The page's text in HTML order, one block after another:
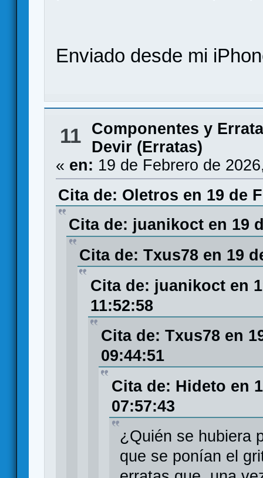
Enviado desde mi
11
Componentes y
Devir (Erratas)
« en: 19 de Febrero de
Cita de: Oletros en 19 de
Cita de: juanikoct en 19
Cita de: Txus78 en 19
Cita de: juanikoct en
11:52:58
Cita de: Txus78 en
09:44:51
Cita de: Hideto en
07:57:43
¿Quién se hubiera
que se ponían el